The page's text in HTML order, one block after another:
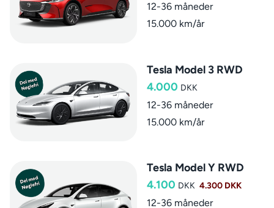
12-36 måneder
15.000 km/år
Tesla Model 3 RWD
4.000 DKK
12-36 måneder
15.000 km/år
Tesla Model Y RWD
4.100 DKK 4.300 DKK
12-36 måneder